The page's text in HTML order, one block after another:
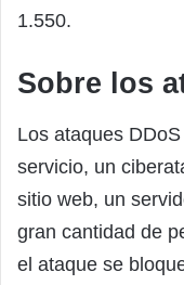
1.550.
Sobre los
Los ataques
servicio, un
sitio web, un
gran cantidad de
el ataque se